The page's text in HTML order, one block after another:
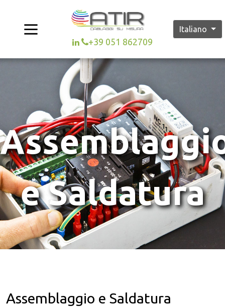
+39 051 862709
Italiano
e Saldatura
Assemblaggio e Saldatura